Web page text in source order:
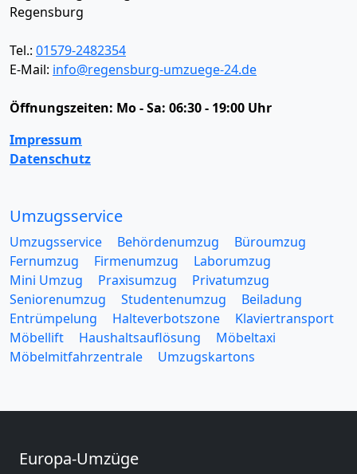
Regensburg
Tel.: 01579-2482354
E-Mail: info@regensburg-umzuege-24.de
Öffnungszeiten: Mo - Sa: 06:30 - 19:00 Uhr
Impressum
Datenschutz
Umzugsservice
Umzugsservice Behördenumzug
Büroumzug
Fernumzug
Firmenumzug
Laborumzug
Mini Umzug
Praxisumzug
Privatumzug
Seniorenumzug
Studentenumzug
Beiladung
Entrümpelung
Halteverbotszone
Klaviertransport
Möbellift
Haushaltsauflösung
Möbeltaxi
Möbelmitfahrzentrale
Umzugskartons
Europa-Umzüge